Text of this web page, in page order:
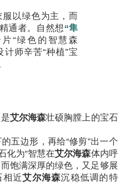
服以绿色为主，而
通者。自然想“隼
“绿色的智慧森
计师辛苦“种植”宝
艾尔海森壮硕胸膛上的宝石
五边形，再给“修剪”出一个
化为“智慧在艾尔海森体内呼
饱满深厚的绿色，又足够展
相近艾尔海森沉稳低调的特